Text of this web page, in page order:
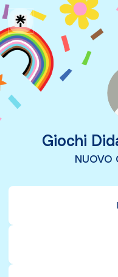
Giochi
NUOVO